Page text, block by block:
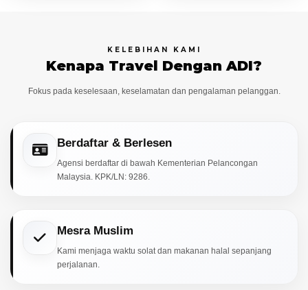
KELEBIHAN KAMI
Kenapa Travel Dengan ADI?
Fokus pada keselesaan, keselamatan dan pengalaman pelanggan.
Berdaftar & Berlesen
Agensi berdaftar di bawah Kementerian Pelancongan
Malaysia. KPK/LN: 9286.
Mesra Muslim
Kami menjaga waktu solat dan makanan halal sepanjang
perjalanan.